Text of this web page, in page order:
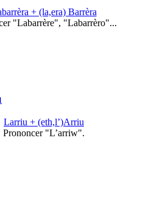
+ (la,era) Barrèra
"Labarrère", "Labarrèro"...
Larriu + (eth,l’)Arriu
Prononcer "L’arriw".